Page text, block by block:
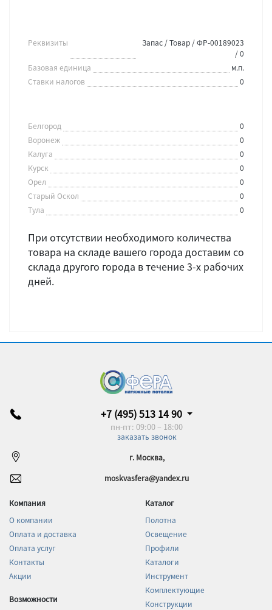
Реквизиты
Запас / Товар / ФР-00189023
/ 0
Базовая единица
м.п.
Ставки налогов
0
Белгород
0
Воронеж
0
Калуга
0
Курск
0
Орел
0
Старый Оскол
0
Тула
0
При отсутствии необходимого количества
товара на складе вашего города доставим со
склада другого города в течение 3-х рабочих
дней.
+7 (495) 513 14 90
пн-пт: 09:00 – 18:00
заказать звонок
г. Москва,
moskvasfera@yandex.ru
Компания
О компании
Оплата и доставка
Оплата услуг
Контакты
Акции
Возможности
Каталог
Полотна
Освещение
Профили
Каталоги
Инструмент
Комплектующие
Конструкции